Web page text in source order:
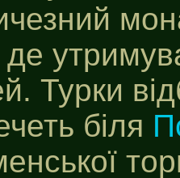
Турки
біля